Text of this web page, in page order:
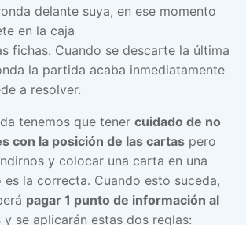
delante suya, en ese momento
en la caja
fichas. Cuando se descarte la última
la partida acaba inmediatamente
a resolver.
tenemos que tener cuidado de no
con la posición de las cartas pero
y colocar una carta en una
es la correcta. Cuando esto suceda,
pagar 1 punto de información al
y se aplicarán estas dos reglas: